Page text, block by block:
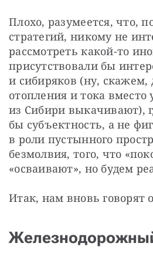
Плохо, разумеется, что,
стратегий, никому не
рассмотреть какой-то
присутствовали бы
и сибиряков (ну, скажем,
отопления и тока вместо
из Сибири выкачивают),
бы субъектность, а не
в роли пустынного
безмолвия, того, что
«осваивают», но будем
Итак, нам вновь говорят